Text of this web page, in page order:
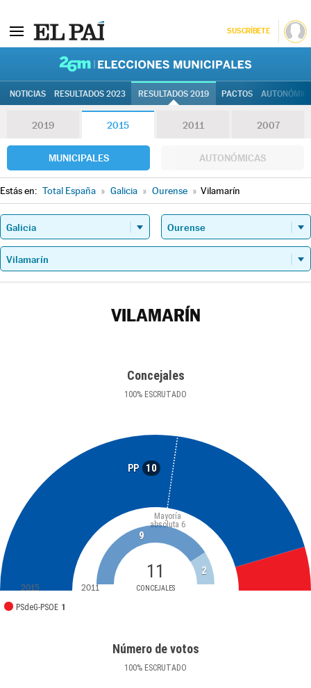
SUSCRÍBETE
NOTICIAS RESULTADOS 2023 RESULTADOS 2019 PACTOS
2019 2015 2011 2007
MUNICIPALES AUTONÓMICAS
Estás en: Total España » Galicia » Ourense » Vilamarín
VILAMARÍN
Concejales
100% ESCRUTADO
PP 10
11
CONCEJALES
Mayoría
absoluta 6
PSdeG-PSOE 1
9
2
2015 2011
Número de votos
100% ESCRUTADO